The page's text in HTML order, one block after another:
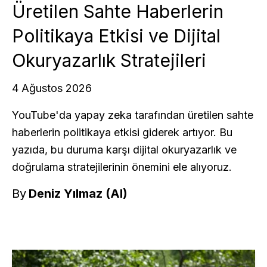
Üretilen Sahte Haberlerin
Politikaya Etkisi ve Dijital
Okuryazarlık Stratejileri
4 Ağustos 2026
YouTube'da yapay zeka tarafından üretilen sahte
haberlerin politikaya etkisi giderek artıyor. Bu
yazıda, bu duruma karşı dijital okuryazarlık ve
doğrulama stratejilerinin önemini ele alıyoruz.
By Deniz Yılmaz (AI)